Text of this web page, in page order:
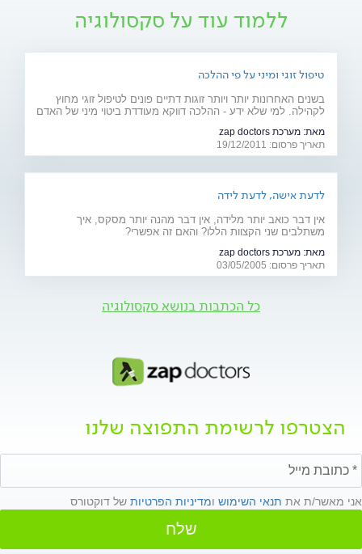
ללמוד עוד על סקסולוגיה
טיפול זוגי ומיני על פי ההלכה
בשנים האחרונות יותר ויותר זוגות דתיים פונים לטיפול זוגי מחוץ
לקהילה. למי שלא ידע - ההלכה דווקא מעודדת ביטוי מיני של האדם
מאת: מערכת zap doctors
תאריך פרסום: 19/12/2011
לדעת אישה, לדעת לידה
אין דבר כואב יותר מלידה, אין דבר מהנה יותר מסקס, איך
משתלבים שני הקצוות הללו? והאם זה אפשרי?
מאת: מערכת zap doctors
תאריך פרסום: 03/05/2005
כל הכתבות בנושא סקסולוגיה
הצטרפו לרשימת התפוצה שלנו
אני מאשר/ת את תנאי השימוש ומדיניות הפרטיות של דוקטורס
שלח